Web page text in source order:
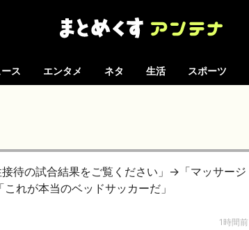
ス エンタメ ネタ 生活 スポーツ
接待の試合結果をご覧ください」→「マッサージ
れが本当のベッドサッカーだ」
1時間前